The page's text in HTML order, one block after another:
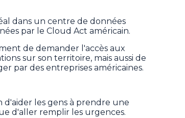
dans un centre de données
par le Cloud Act américain.
de demander l'accès aux
sur son territoire, mais aussi de
par des entreprises américaines.
d'aider les gens à prendre une
d'aller remplir les urgences.